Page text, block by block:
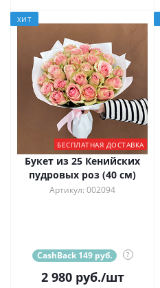
ХИТ
БЕСПЛАТНАЯ ДОСТАВКА
Букет из 25 Кенийских
пудровых роз (40 см)
Артикул: 002094
CashBack 149 руб. ?
2 980руб./шт